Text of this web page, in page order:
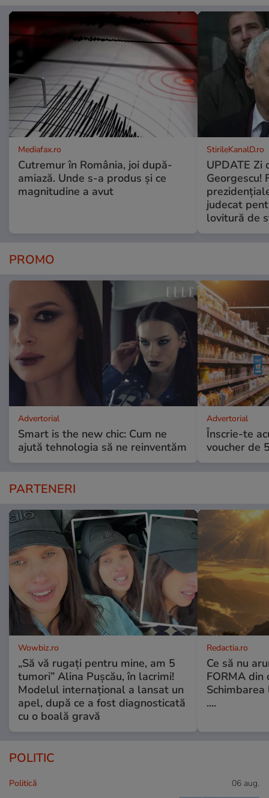
Mediafax.ro
Cutremur în România, joi după-
amiază. Unde s-a produs și ce
magnitudine a avut
StirileKanalD.ro
UPDATE Zi
Georgescu!
judecat
lovitură de
PROMO
Advertorial
Smart is the new chic: Cum ne
ajută tehnologia să ne reinventăm
Advertorial
Înscrie-te
voucher de
PARTENERI
Wowbiz.ro
„Să vă rugați pentru mine, am 5
tumori” Alina Pușcău, în lacrimi!
Modelul internațional a lansat un
apel, după ce a fost diagnosticată
cu o boală gravă
Redactia.ro
Ce să nu
FORMA din
Schimbarea
....
POLITIC
Politică 06 aug.